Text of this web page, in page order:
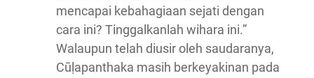
mencapai kebahagiaan sejati dengan
cara ini? Tinggalkanlah wihara ini.”
Walaupun telah diusir oleh saudaranya,
Cūḷapanthaka masih berkeyakinan pada